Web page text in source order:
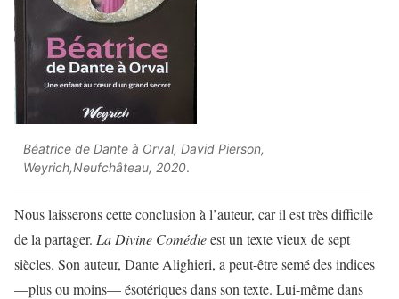
Béatrice de Dante à Orval, David Pierson,
Weyrich,Neufchâteau, 2020.
Nous laisserons cette conclusion à l’auteur, car il est très difficile
de la partager. La Divine Comédieest un texte vieux de sept
siècles. Son auteur, Dante Alighieri, a peut-être semé des indices
—plus ou moins— ésotériques dans son texte. Lui-même dans